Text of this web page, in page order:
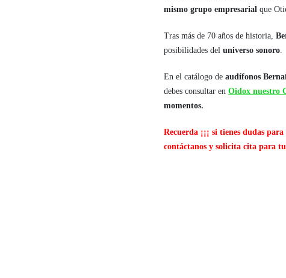
mismo grupo empresarial que
Tras más de 70 años de historia,
posibilidades del universo sonoro.
En el catálogo de audífonos
debes consultar en Oidox nuestro
momentos.
Recuerda ¡¡¡ si tienes dudas
contáctanos y solicita cita para tu